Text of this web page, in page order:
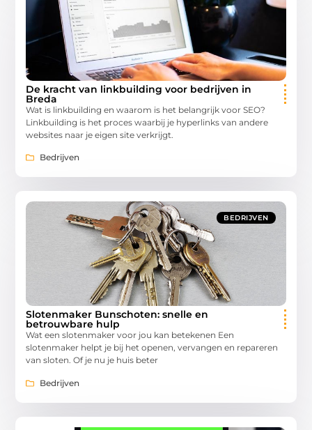
De kracht van linkbuilding voor bedrijven in
Breda
Wat is linkbuilding en waarom is het belangrijk voor SEO?
Linkbuilding is het proces waarbij je hyperlinks van andere
websites naar je eigen site verkrijgt.
Bedrijven
BEDRIJVEN
Slotenmaker Bunschoten: snelle en
betrouwbare hulp
Wat een slotenmaker voor jou kan betekenen Een
slotenmaker helpt je bij het openen, vervangen en repareren
van sloten. Of je nu je huis beter
Bedrijven